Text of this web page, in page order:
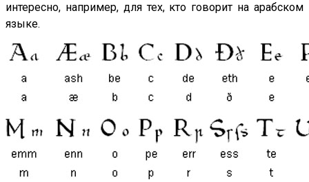
интересно, например, для тех, кто говорит на арабском
языке.